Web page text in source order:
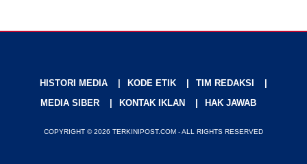
HISTORI MEDIA KODE ETIK
TIM REDAKSI
MEDIA SIBER
KONTAK IKLAN HAK JAWAB
COPYRIGHT © 2026 TERKINIPOST.COM - ALL RIGHTS RESERVED